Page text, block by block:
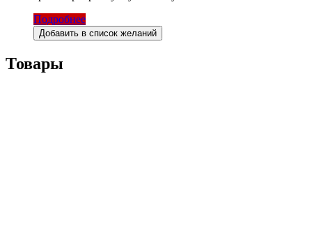
Подробнее
Добавить в список желаний
Товары